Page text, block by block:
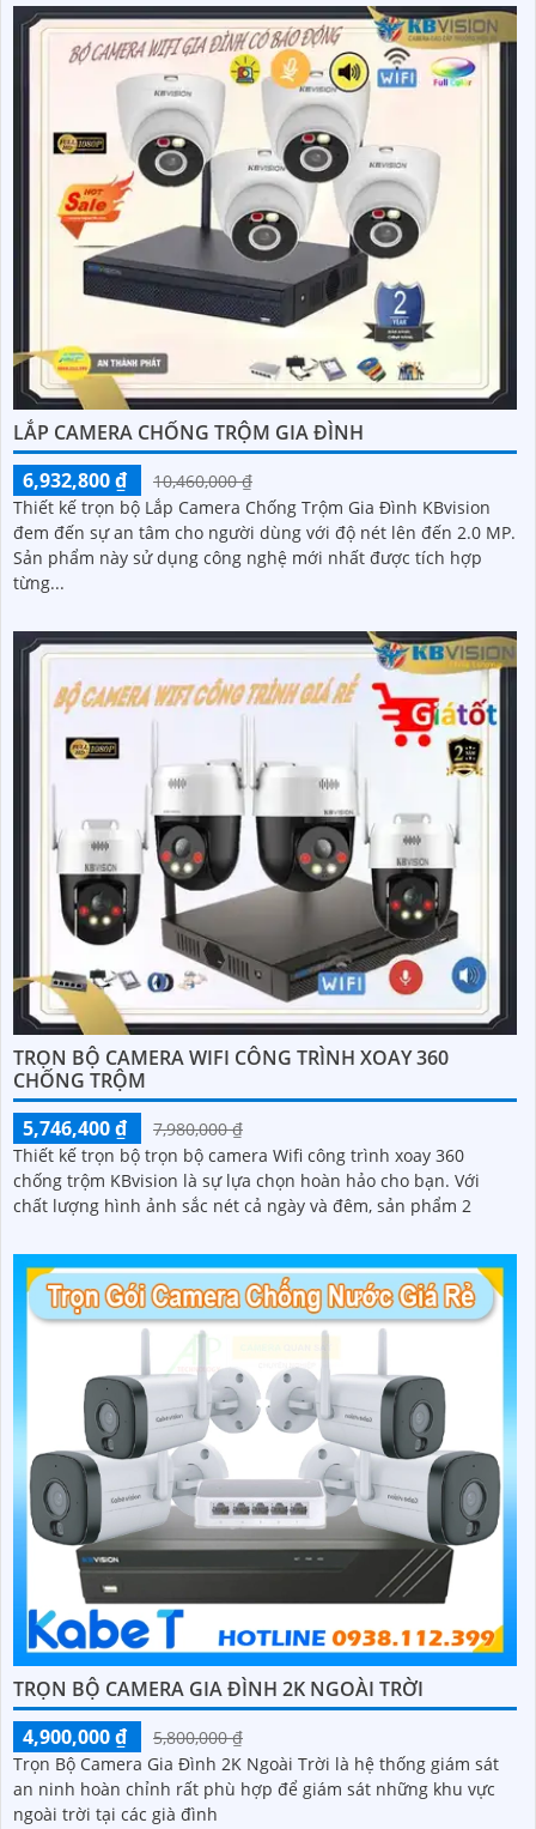
LẮP CAMERA CHỐNG TRỘM GIA ĐÌNH
6,932,800 ₫
10,460,000 ₫
Thiết kế trọn bộ Lắp Camera Chống Trộm Gia Đình KBvision
đem đến sự an tâm cho người dùng với độ nét lên đến 2.0 MP.
Sản phẩm này sử dụng công nghệ mới nhất được tích hợp
từng...
TRỌN BỘ CAMERA WIFI CÔNG TRÌNH XOAY 360
CHỐNG TRỘM
5,746,400 ₫
7,980,000 ₫
Thiết kế trọn bộ trọn bộ camera Wifi công trình xoay 360
chống trộm KBvision là sự lựa chọn hoàn hảo cho bạn. Với
chất lượng hình ảnh sắc nét cả ngày và đêm, sản phẩm 2
TRỌN BỘ CAMERA GIA ĐÌNH 2K NGOÀI TRỜI
4,900,000 ₫
5,800,000 ₫
Trọn Bộ Camera Gia Đình 2K Ngoài Trời là hệ thống giám sát
an ninh hoàn chỉnh rất phù hợp để giám sát những khu vực
ngoài trời tại các già đình